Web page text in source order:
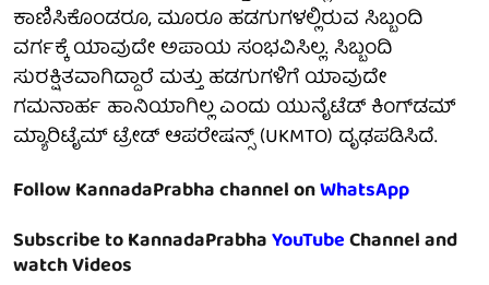
ಕಾಣಿಸಿಕೊಂಡರೂ, ಮೂರೂ ಹಡಗುಗಳಲ್ಲಿರುವ ಸಿಬ್ಬಂದಿ
ವರ್ಗಕ್ಕೆ ಯಾವುದೇ ಅಪಾಯ ಸಂಭವಿಸಿಲ್ಲ. ಸಿಬ್ಬಂದಿ
ಸುರಕ್ಷಿತವಾಗಿದ್ದಾರೆ ಮತ್ತು ಹಡಗುಗಳಿಗೆ ಯಾವುದೇ
ಗಮನಾರ್ಹ ಹಾನಿಯಾಗಿಲ್ಲ ಎಂದು ಯುನೈಟೆಡ್ ಕಿಂಗ್‌ಡಮ್
ಮ್ಯಾರಿಟೈಮ್ ಟ್ರೇಡ್ ಆಪರೇಷನ್ಸ್ (UKMTO) ದೃಢಪಡಿಸಿದೆ.
Follow KannadaPrabha channel onWhatsApp
Subscribe to KannadaPrabhaYouTubeChannel and
watch Videos